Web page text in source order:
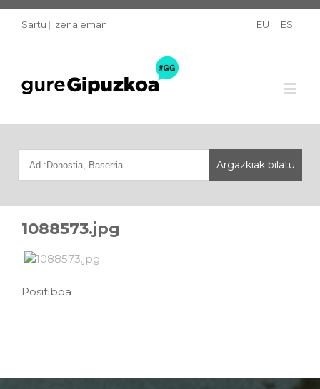
Sartu | Izena eman EU ES
1088573.jpg
Positiboa